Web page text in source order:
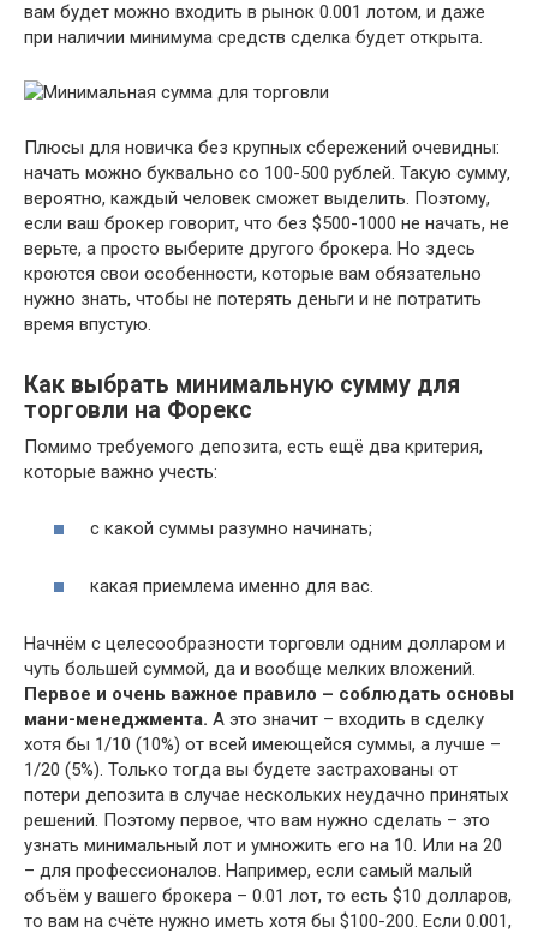
вам будет можно входить в рынок 0.001 лотом, и даже
при наличии минимума средств сделка будет открыта.
Плюсы для новичка без крупных сбережений очевидны:
начать можно буквально со 100-500 рублей. Такую сумму,
вероятно, каждый человек сможет выделить. Поэтому,
если ваш брокер говорит, что без $500-1000 не начать, не
верьте, а просто выберите другого брокера. Но здесь
кроются свои особенности, которые вам обязательно
нужно знать, чтобы не потерять деньги и не потратить
время впустую.
Как выбрать минимальную сумму для
торговли на Форекс
Помимо требуемого депозита, есть ещё два критерия,
которые важно учесть:
с какой суммы разумно начинать;
какая приемлема именно для вас.
Начнём с целесообразности торговли одним долларом и
чуть большей суммой, да и вообще мелких вложений.
Первое и очень важное правило – соблюдать основы
мани-менеджмента. А это значит – входить в сделку
хотя бы 1/10 (10%) от всей имеющейся суммы, а лучше –
1/20 (5%). Только тогда вы будете застрахованы от
потери депозита в случае нескольких неудачно принятых
решений. Поэтому первое, что вам нужно сделать – это
узнать минимальный лот и умножить его на 10. Или на 20
– для профессионалов. Например, если самый малый
объём у вашего брокера – 0.01 лот, то есть $10 долларов,
то вам на счёте нужно иметь хотя бы $100-200. Если 0.001,